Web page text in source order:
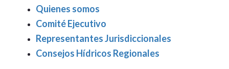
Quienes somos
Comité Ejecutivo
Representantes Jurisdiccionales
Consejos Hídricos Regionales